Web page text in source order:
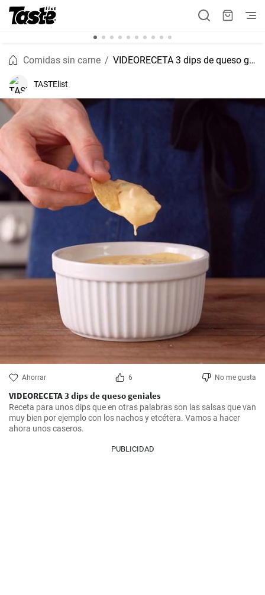
Comidas sin carne VIDEORECETA 3 dips de queso geniales
TASTElist
Ahorrar 6 No me gusta
VIDEORECETA 3 dips de queso geniales
Receta para unos dips que en otras palabras son las salsas que van
muy bien por ejemplo con los nachos y etcétera. Vamos a hacer
ahora unos caseros.
PUBLICIDAD